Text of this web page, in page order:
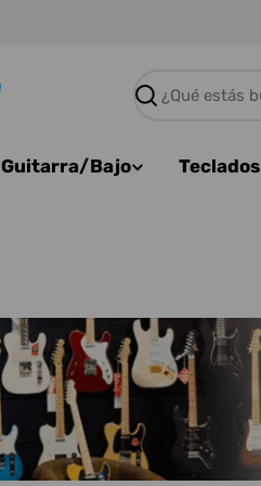
Buscar
Guitarra/Bajo Teclados